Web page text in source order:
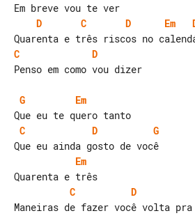
D
C D Em
C
D
Penso em como vou dizer
G
Em
C
D
G
Em
C
D